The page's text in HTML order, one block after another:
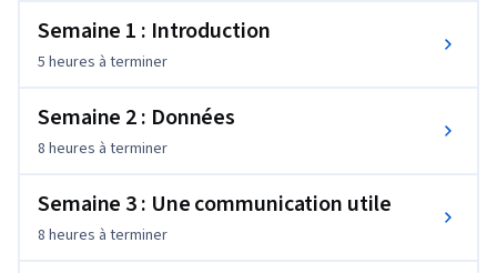
scientifique significative -Apprendrez à créer des
visualisations éducatives.
-Comprendre ce qui rend une visualisation scientifique
significative -Apprendre à créer des visualisations éducatives
qui maintiennent la précision scientifique -Comprendre ce
Apprendre à créer des visualisations qui attirent un large
public -Apprendre à travailler avec des logiciels de création
Semaine 1 : Introduction
5 heures à terminer
Semaine 2 : Données
8 heures à terminer
Semaine 3 : Une communication utile
8 heures à terminer